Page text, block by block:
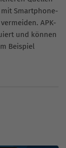
Smartphone-
APK-
und können
Beispiel